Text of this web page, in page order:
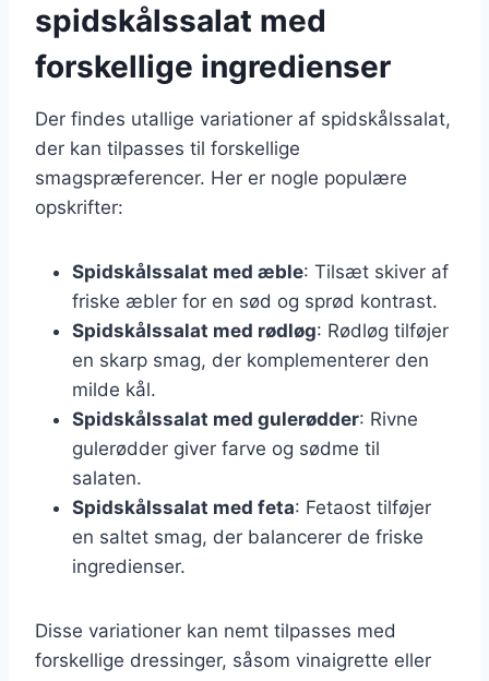
spidskålssalat med
forskellige ingredienser
Der findes utallige variationer af spidskålssalat,
der kan tilpasses til forskellige
smagspræferencer. Her er nogle populære
opskrifter:
Spidskålssalat med æble: Tilsæt skiver af
friske æbler for en sød og sprød kontrast.
Spidskålssalat med rødløg: Rødløg tilføjer
en skarp smag, der komplementerer den
milde kål.
Spidskålssalat med gulerødder: Rivne
gulerødder giver farve og sødme til
salaten.
Spidskålssalat med feta: Fetaost tilføjer
en saltet smag, der balancerer de friske
ingredienser.
Disse variationer kan nemt tilpasses med
forskellige dressinger, såsom vinaigrette eller